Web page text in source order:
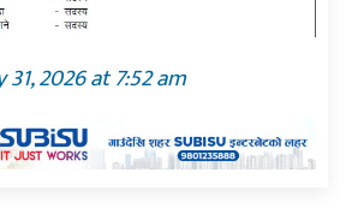
31, 2026 at 7:52 am